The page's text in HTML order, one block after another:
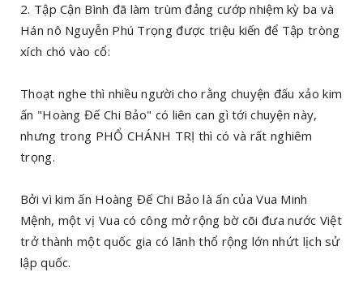
2. Tập Cận Bình đã làm trùm đảng cướp nhiệm kỳ ba và
Hán nô Nguyễn Phú Trọng được triệu kiến để Tập tròng
xích chó vào cổ:
Thoạt nghe thì nhiều người cho rằng chuyện đấu xảo kim
ấn "Hoàng Đế Chi Bảo" có liên can gì tới chuyện này,
nhưng trong PHỔ CHÁNH TRỊ thì có và rất nghiêm
trọng.
Bởi vì kim ấn Hoàng Đế Chi Bảo là ấn của Vua Minh
Mệnh, một vị Vua có công mở rộng bờ cõi đưa nước Việt
trở thành một quốc gia có lãnh thổ rộng lớn nhứt lịch sử
lập quốc.